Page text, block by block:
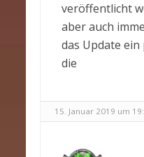
veröffentlicht
aber auch
das Update
die
15. Januar 2019 um